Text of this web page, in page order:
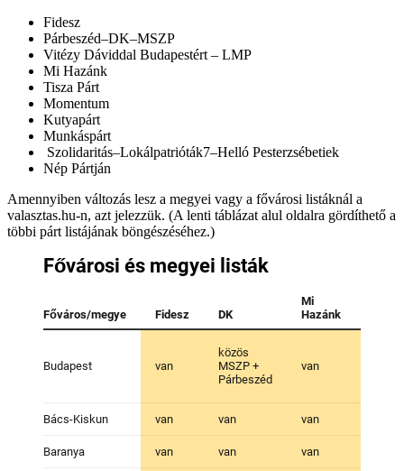
Fidesz
Párbeszéd–DK–MSZP
Vitézy Dáviddal Budapestért – LMP
Mi Hazánk
Tisza Párt
Momentum
Kutyapárt
Munkáspárt
Szolidaritás–Lokálpatrióták7–Helló Pesterzsébetiek
Nép Pártján
Amennyiben változás lesz a megyei vagy a fővárosi listáknál a
valasztas.hu-n, azt jelezzük. (A lenti táblázat alul oldalra gördíthető a
többi párt listájának böngészéséhez.)